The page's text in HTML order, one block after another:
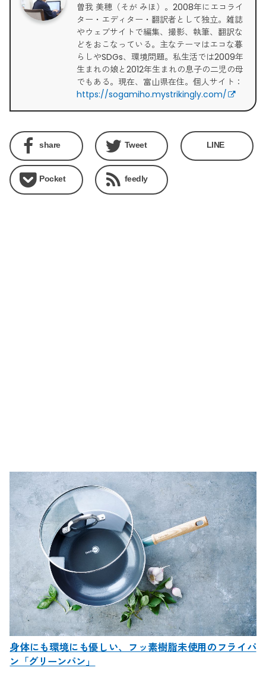
曽我 美穂（そが みほ）。2008年にエコライ
ター・エディター・翻訳者として独立。雑誌
やウェブサイトで編集、撮影、執筆、翻訳な
どをおこなっている。主なテーマはエコな暮
らしやSDGs、環境問題。私生活では2009年
生まれの娘と2012年生まれの息子の二児の母
でもある。現在、富山県在住。個人サイト：
https://sogamiho.mystrikingly.com/
share Tweet LINE
Pocket feedly
身体にも環境にも優しい、フッ素樹脂未使用のフライパ
ン「グリーンパン」